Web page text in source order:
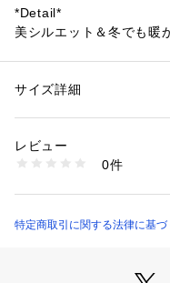
*Detail*
美シルエット＆冬でも暖
すっきりとした表面なが
トップスを選ばないので
性別：レディース
素材：レーヨン52% ナイロ
商品番号：
32450050215 （ショップ）
サイズ詳細
レビュー
0件
特定商取引に関する法律に基づ